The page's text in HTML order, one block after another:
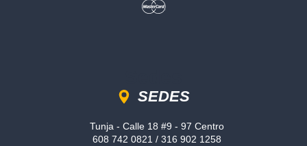
SEDES
Tunja - Calle 18 #9 - 97 Centro
608 742 0821 / 316 902 1258